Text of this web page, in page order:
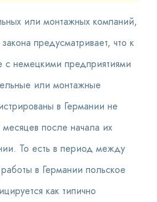
или монтажных компаний,
предусматривает, что к
с немецкими предприятиями
или монтажные
в Германии не
после начала их
То есть в период между
в Германии польское
как типично